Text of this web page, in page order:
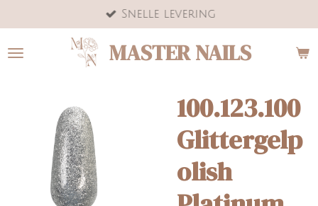
direct
naar
MASTER NAILS
Snelle levering
100.123.100
Glittergelp
olish